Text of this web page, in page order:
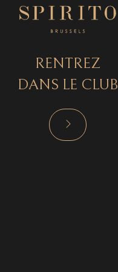
RENTREZ
DANS LE CLUB